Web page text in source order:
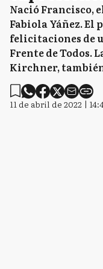
Nació Francisco,
Fabiola Yáñez. El
felicitaciones de
Frente de Todos.
Kirchner,
11 de abril de 2022 |